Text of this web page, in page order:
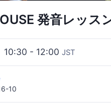
発音レッス
10:30 - 12:00 JST
10